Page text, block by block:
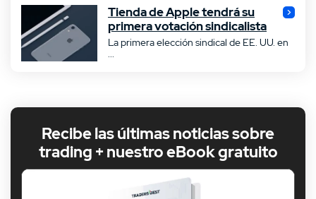
Tienda de Apple tendrá su
primera votación sindicalista
La primera elección sindical de EE. UU. en
...
Recibe las últimas noticias sobre
trading + nuestro eBook gratuito